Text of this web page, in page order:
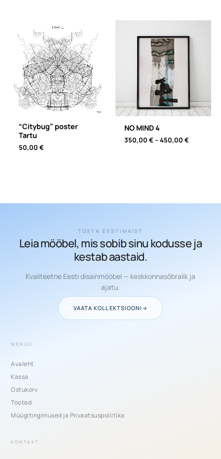
“Citybug” poster
Tartu
50,00 €
NO MIND 4
350,00 €–450,00 €Price
TOETA EESTIMAIST
Leia mööbel, mis sobib sinu kodusse ja
kestab aastaid.
Kvaliteetne Eesti disainmööbel — keskkonnasõbralik ja
ajatu.
VAATA KOLLEKTSIOONI
MENÜÜ
Avaleht
Kassa
Ostukorv
Tooted
Müügitingimused ja Privaatsuspoliitika
KONTAKT